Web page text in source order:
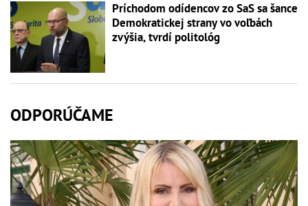
Príchodom odídencov zo SaS sa šance
Demokratickej strany vo voľbách
zvýšia, tvrdí politológ
ODPORÚČAME